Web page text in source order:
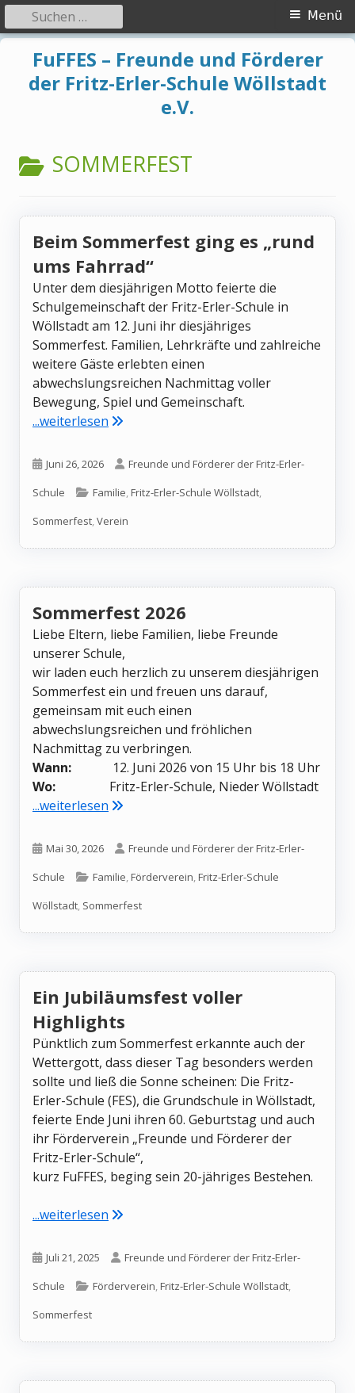
Springe
Inhalt
FuFFES – Freunde und Förderer
der Fritz-Erler-Schule Wöllstadt
e.V.
Primäres
Menü
Menü
Suchen
nach:
KATEGORIE:
SOMMERFEST
Beim Sommerfest ging es „rund
ums Fahrrad“
Unter dem diesjährigen Motto feierte die
Schulgemeinschaft der Fritz-Erler-Schule in
Wöllstadt am 12. Juni ihr diesjähriges
Sommerfest. Familien, Lehrkräfte und zahlreiche
weitere Gäste erlebten einen
abwechslungsreichen Nachmittag voller
Bewegung, Spiel und Gemeinschaft.
...weiterlesen "Beim Sommerfest ging es „rund ums
Veröffentlicht
am
Juni 26, 2026 Autor
Freunde und Förderer der Fritz-Erler-
Schule
Kategorien
Familie,Fritz-Erler-Schule Wöllstadt,
Sommerfest,Verein
Sommerfest 2026
Liebe Eltern, liebe Familien, liebe Freunde
unserer Schule,
wir laden euch herzlich zu unserem diesjährigen
Sommerfest ein und freuen uns darauf,
gemeinsam mit euch einen
abwechslungsreichen und fröhlichen
Nachmittag zu verbringen.
Wann: 12. Juni 2026 von 15 Uhr bis 18 Uhr
Wo: Fritz-Erler-Schule, Nieder Wöllstadt
...weiterlesen "Sommerfest 2026"
Veröffentlicht
am
Mai 30, 2026 Autor
Freunde und Förderer der Fritz-Erler-
Schule
Kategorien
Familie,Förderverein,Fritz-Erler-Schule
Wöllstadt, Sommerfest
Ein Jubiläumsfest voller
Highlights
Pünktlich zum Sommerfest erkannte auch der
Wettergott, dass dieser Tag besonders werden
sollte und ließ die Sonne scheinen: Die Fritz-
Erler-Schule (FES), die Grundschule in Wöllstadt,
feierte Ende Juni ihren 60. Geburtstag und auch
ihr Förderverein „Freunde und Förderer der
Fritz-Erler-Schule“,
kurz FuFFES, beging sein 20-jähriges Bestehen.
...weiterlesen "Ein Jubiläumsfest voller Highlights"
Veröffentlicht
am
Juli 21, 2025 Autor
Freunde und Förderer der Fritz-Erler-
Schule
Kategorien
Förderverein,Fritz-Erler-Schule Wöllstadt,
Sommerfest